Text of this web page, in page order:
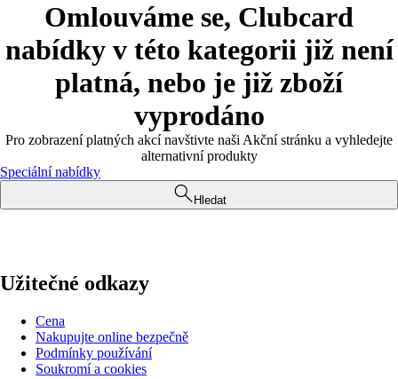
Omlouváme se, Clubcard
nabídky v této kategorii již není
platná, nebo je již zboží
vyprodáno
Pro zobrazení platných akcí navštivte naši Akční stránku a vyhledejte
alternativní produkty
Speciální nabídky
Hledat
Užitečné odkazy
Cena
Nakupujte online bezpečně
Podmínky používání
Soukromí a cookies